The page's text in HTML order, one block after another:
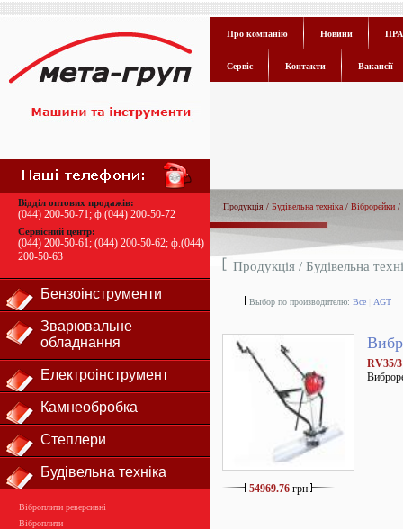
Відділ оптових продажів:
(044) 200-50-71; ф.(044) 200-50-72
Сервісний центр:
(044) 200-50-61; (044) 200-50-62; ф.(044)
200-50-63
Бензоінструменти
Зварювальне
обладнання
Електроінструмент
Камнеобробка
Степлери
Будівельна техніка
Віброплити реверсивні
Віброплити
Про компанію Новини
Сервіс Контакти Вакансії
Продукція / Будівельна техніка / Віброрейки /
Продукція / Будівельна
Выбор по производителю: Все AGT
54969.76 грн
RV35/3